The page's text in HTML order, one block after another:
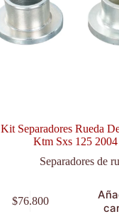
Kit Separadores Rueda
Ktm Sxs 125 2004
Separadores de
$76.800